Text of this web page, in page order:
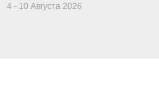
4 - 10 Августа 2026